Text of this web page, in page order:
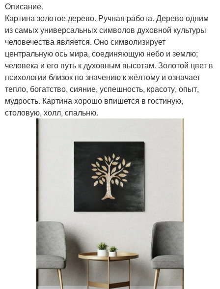
Описание.
Картина золотое дерево. Ручная работа. Дерево одним
из самых универсальных символов духовной культуры
человечества является. Оно символизирует
центральную ось мира, соединяющую небо и землю;
человека и его путь к духовным высотам. Золотой цвет в
психологии близок по значению к жёлтому и означает
тепло, богатство, сияние, успешность, красоту, опыт,
мудрость. Картина хорошо впишется в гостиную,
столовую, холл, спальню.